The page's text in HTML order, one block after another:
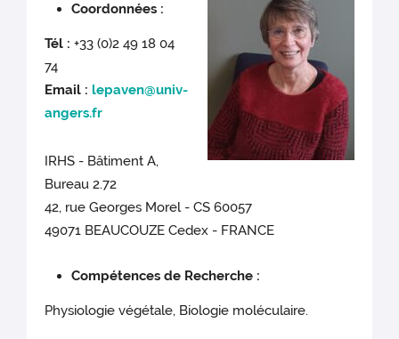
Coordonnées :
Tél : +33 (0)2 49 18 04
74
Email : lepaven@univ-
angers.fr
IRHS - Bâtiment A,
Bureau 2.72
42, rue Georges Morel - CS 60057
49071 BEAUCOUZE Cedex - FRANCE
Compétences de Recherche :
Physiologie végétale, Biologie moléculaire.